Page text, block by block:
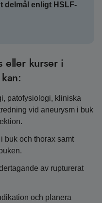
delmål enligt HSLF-
eller kurser i
patofysiologi, kliniska
vid aneurysm i buk
buk och thorax samt
av rupturerat
och planera